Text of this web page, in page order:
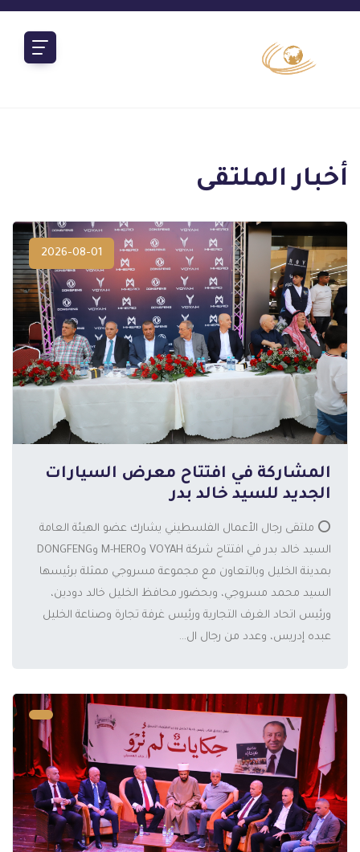
أخبار الملتقى
2026-08-01
المشاركة في افتتاح معرض السيارات
الجديد للسيد خالد بدر
⭕️ ملتقى رجال الأعمال الفلسطيني يشارك عضو الهيئة العامة
السيد خالد بدر في افتتاح شركة VOYAH وM-HERO وDONGFENG
بمدينة الخليل وبالتعاون مع مجموعة مسروجي ممثلة برئيسها
السيد محمد مسروجي، وبحضور محافظ الخليل خالد دودين،
ورئيس اتحاد الغرف التجارية ورئيس غرفة تجارة وصناعة الخليل
عبده إدريس، وعدد من رجال ال...